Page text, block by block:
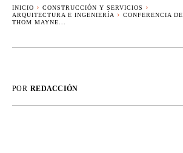
INICIO
CONSTRUCCIÓN Y SERVICIOS
ARQUITECTURA E INGENIERÍA
CONFERENCIA DE
THOM MAYNE...
POR REDACCIÓN